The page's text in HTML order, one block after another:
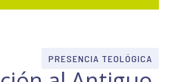
PRESENCIA TEOLÓGICA